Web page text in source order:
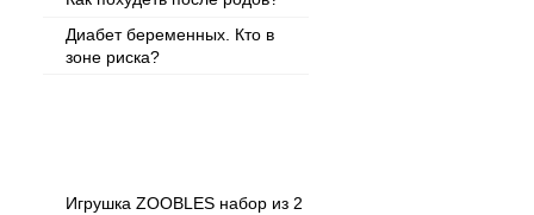
Диабет беременных. Кто в
зоне риска?
Игрушка ZOOBLES набор из 2